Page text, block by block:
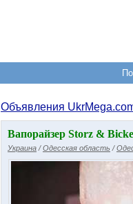
Объявления
Вапорайзер Storz &
Украина /Одесская область /